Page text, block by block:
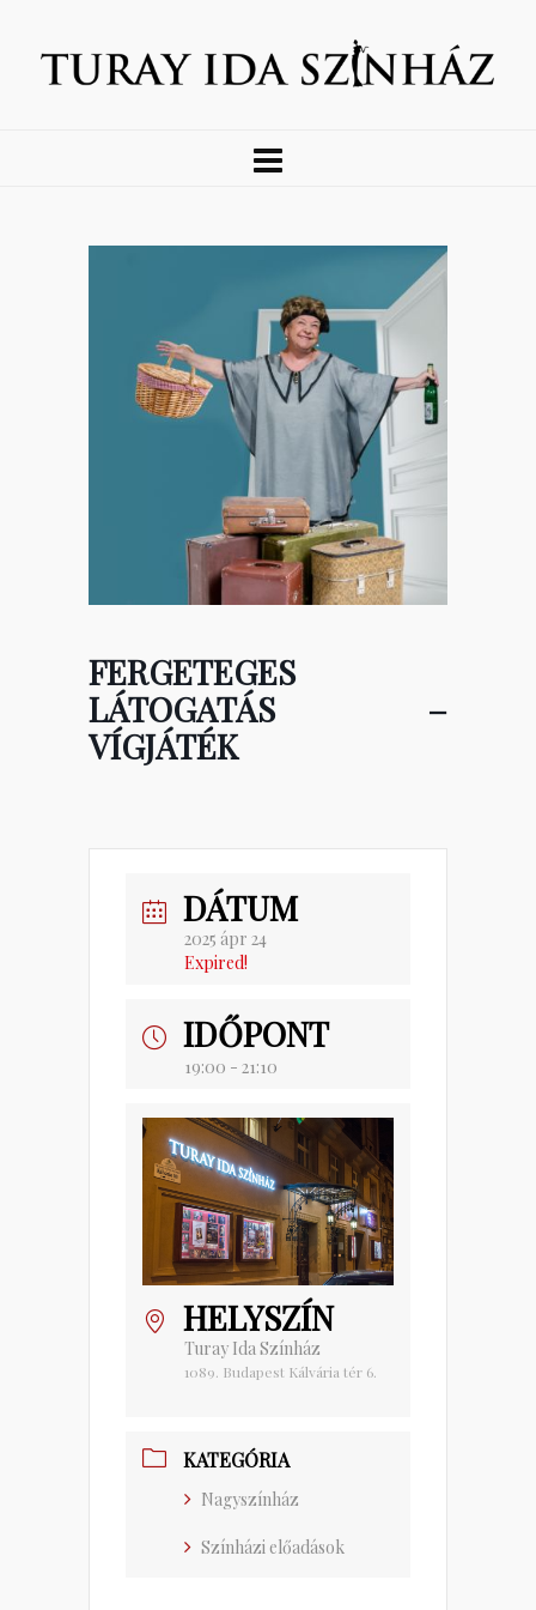
FERGETEGES
LÁTOGATÁS –
VÍGJÁTÉK
DÁTUM
2025 ápr 24
Expired!
IDŐPONT
19:00 - 21:10
HELYSZÍN
Turay Ida Színház
1089. Budapest Kálvária tér 6.
KATEGÓRIA
Nagyszínház
Színházi előadások